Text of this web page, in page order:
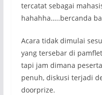
tercatat sebagai
hahahha…..bercanda
Acara tidak dimulai
yang tersebar di
tapi jam dimana
penuh, diskusi terjadi
doorprize.